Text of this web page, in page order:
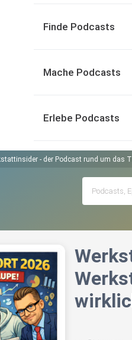
Finde Podcasts
Mache Podcasts
Erlebe Podcasts
- der Podcast rund um das